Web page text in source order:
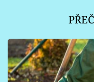
Zahrada
Design